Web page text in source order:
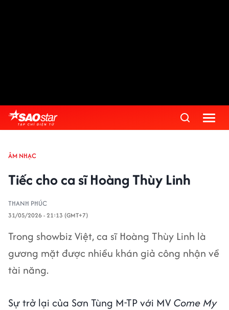
ÂM NHẠC
Tiếc cho ca sĩ Hoàng Thùy Linh
THANH PHÚC
31/05/2026 - 21:13 (GMT+7)
Trong showbiz Việt, ca sĩ Hoàng Thùy Linh là
gương mặt được nhiều khán giả công nhận về
tài năng.
Sự trở lại của Sơn Tùng M-TP với MV Come My